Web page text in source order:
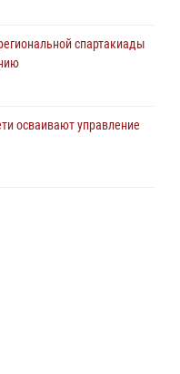
с юными пограничниками
провело для детей
охраны Росгвардии по
спартакиады
осваивают управление